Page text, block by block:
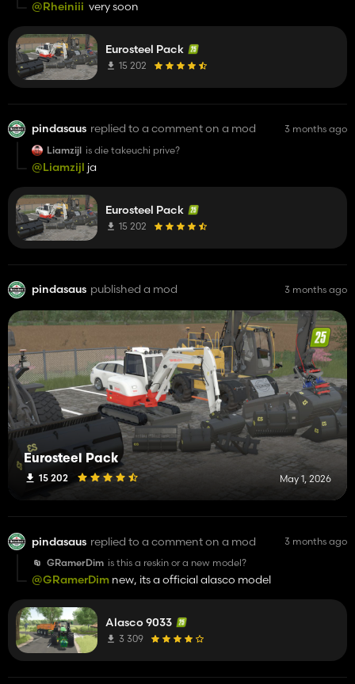
@Rheiniii very soon
Eurosteel Pack
15 202
pindasaus replied to a comment on a mod
3 months ago
Liamzijl is die takeuchi prive?
@Liamzijl ja
Eurosteel Pack
15 202
pindasaus published a mod 3 months ago
Eurosteel Pack
15 202 May 1, 2026
pindasaus replied to a comment on a mod
3 months ago
GRamerDim is this a reskin or a new model?
@GRamerDim new, its a official alasco model
Alasco 9033
3 309